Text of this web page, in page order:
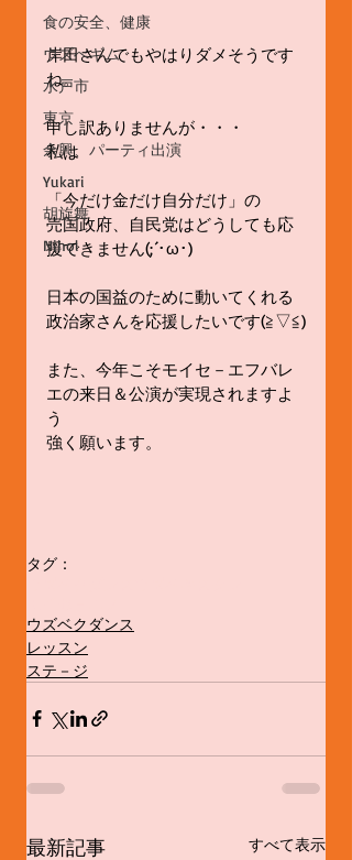
食の安全、健康
ウズべギム
水戸市
東京
余興、パーティ出演
Yukari
胡旋舞
Nihol
岸田さんでもやはりダメそうです
ね。
申し訳ありませんが・・・
私は
「今だけ金だけ自分だけ」の
売国政府、自民党はどうしても応
援できません(;´･ω･)
日本の国益のために動いてくれる
政治家さんを応援したいです(≧▽≦)
また、今年こそモイセ－エフバレ
エの来日＆公演が実現されますよ
う
強く願います。
タグ：
ウズベクダンス
レッスン
ステ－ジ
最新記事 すべて表示